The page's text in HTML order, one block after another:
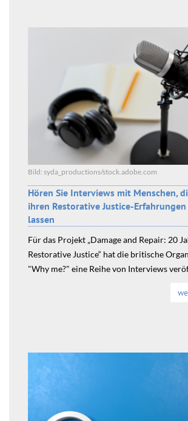
Bild: syda_productions/stock.adobe.com
Hören Sie Interviews mit Menschen,
ihren Restorative Justice-
lassen
Für das Projekt „Damage and Repair: 20
Restorative Justice“ hat die britische
"Why me?" eine Reihe von Interviews